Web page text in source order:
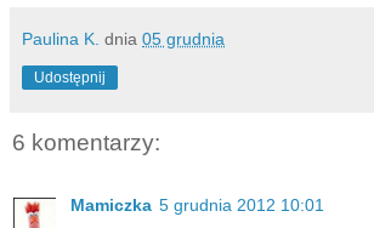
Paulina K. dnia 05 grudnia
Udostępnij
6 komentarzy:
Mamiczka 5 grudnia 2012 10:01